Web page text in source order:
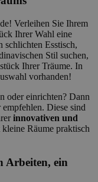
Verleihen Sie Ihrem
Ihrer Wahl eine
schlichten Esstisch,
Stil suchen,
Ihrer Träume. In
vorhanden!
oder einrichten? Dann
Diese sind
innovativen und
kleine Räume praktisch
Arbeiten, ein